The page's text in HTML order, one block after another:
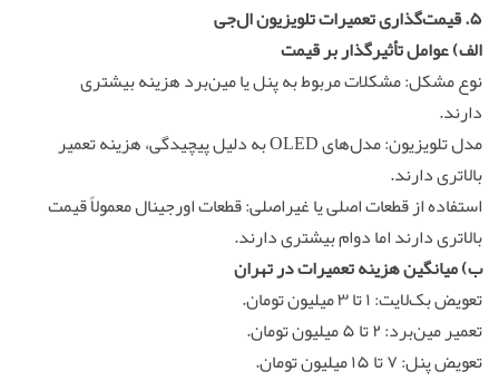
۵. قیمت‌گذاری
تعمیرات تلویزیونال‌جی
الف)عوامل تأثیرگذار بر قیمت
نوع مشکل: مشکلات مربوط به پنل یا مین‌برد هزینه بیشتری
دارند.
مدل تلویزیون: مدل‌های OLED به دلیل پیچیدگی، هزینه تعمیر
بالاتری دارند.
استفاده از قطعات اصلی یا غیراصلی: قطعات اورجینال معمولاً قیمت
بالاتری دارند اما دوام بیشتری دارند.
ب)میانگین هزینه تعمیرات در تهران
تعویض بک‌لایت: ۱ تا ۳ میلیون تومان.
تعمیر مین‌برد: ۲ تا ۵ میلیون تومان.
تعویض پنل: ۷ تا ۱۵ میلیون تومان.